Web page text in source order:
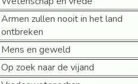
Armen zullen nooit in het land
ontbreken
Mens en geweld
Op zoek naar de vijand